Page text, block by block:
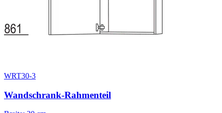
WRT30-3
Wandschrank-Rahmenteil